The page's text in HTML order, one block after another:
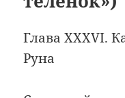
Глава XXXVI.
Руна